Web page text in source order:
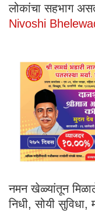
लोकांचा सहभाग
Nivoshi
नमन खेळ्यांतून
निधी, सोयी सुविधा,